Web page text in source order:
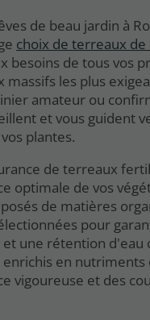
de beau jardin à
choix de terreaux de
besoins de tous vos
massifs les plus
amateur ou
et vous guident
plantes.
de terreaux
optimale de vos
de matières
pour
une rétention d'eau
en nutriments
vigoureuse et des